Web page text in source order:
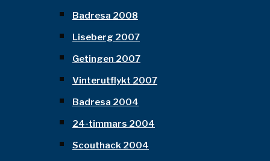
Badresa 2008
Liseberg 2007
Getingen 2007
Vinterutflykt 2007
Badresa 2004
24-timmars 2004
Scouthack 2004